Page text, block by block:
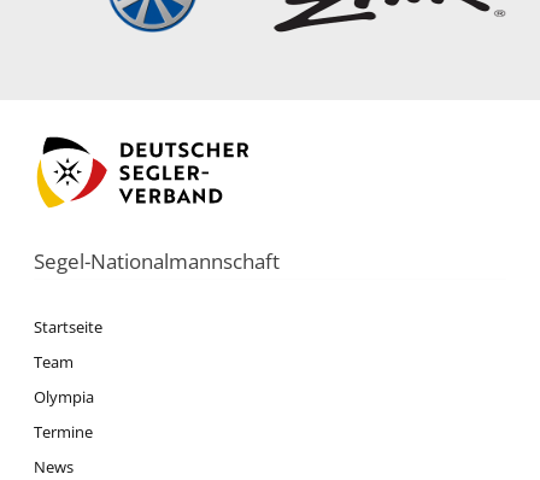
Segel-Nationalmannschaft
Startseite
Team
Olympia
Termine
News